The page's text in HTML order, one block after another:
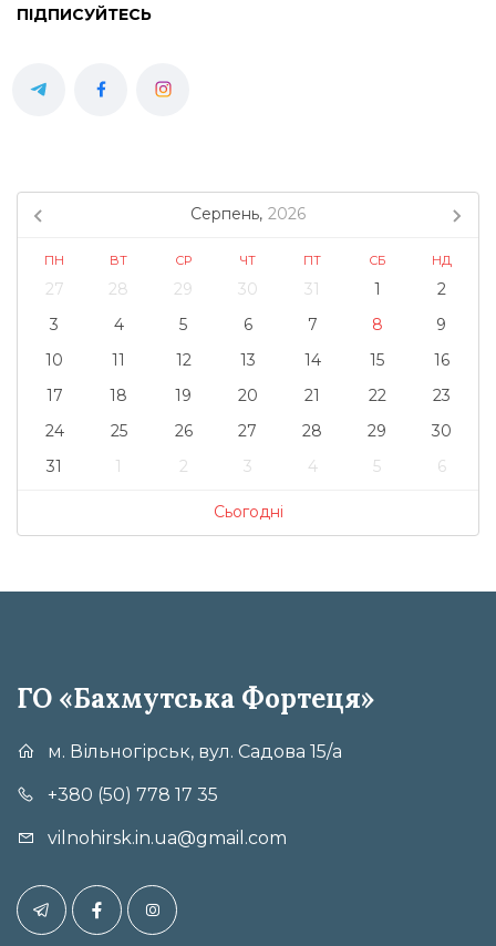
ПІДПИСУЙТЕСЬ
Серпень, 2026
ПН ВТ СР ЧТ ПТ СБ НД
27 28 29 30 31 1
2
3
4 5 6 7 8
9
10
11 12 13 14 15
16
17
18 19 20 21 22
23
24
25 26 27 28 29
30
31
1 2 3 4 5 6
Сьогодні
ГО «Бахмутська Фортеця»
м. Вільногірськ, вул. Садова 15/а
+380 (50) 778 17 35
vilnohirsk.in.ua@gmail.com